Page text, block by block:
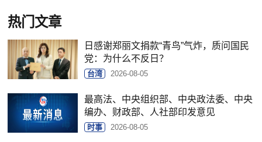
热门文章
日感谢郑丽文捐款“青鸟”气炸，质问国民
党：为什么不反日？
台湾 2026-08-05
最高法、中央组织部、中央政法委、中央
编办、财政部、人社部印发意见
时事 2026-08-05